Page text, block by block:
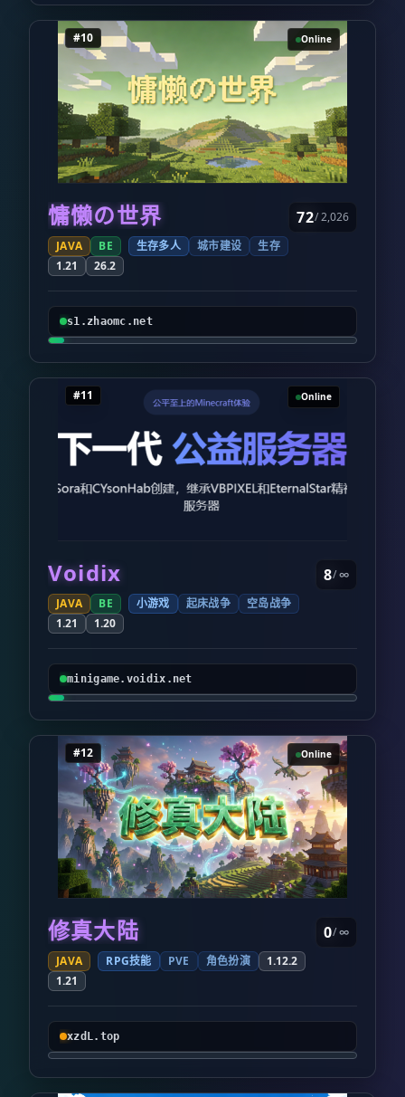
#10 Online
慵懒の世界
JAVA BE 生存多人 城市建设
生存
1.21
26.2
72/ 2,026
s1.zhaomc.net
#11 Online
Voidix
JAVA BE 小游戏 起床战争
空岛战争
1.21
1.20
8/ ∞
minigame.voidix.net
#12 Online
修真大陆
JAVA RPG技能 PVE 角色扮演
1.12.2
1.21
0/ ∞
xzdL.top